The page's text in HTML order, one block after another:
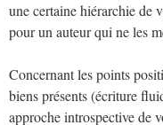
une certaine hiérarchie de
pour un auteur qui ne les
Concernant les points
biens présents (écriture
approche introspective de